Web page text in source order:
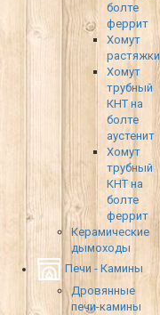
болте
феррит
Хомут
растяжки
Хомут
трубный
КНТ на
болте
аустенит
Хомут
трубный
КНТ на
болте
феррит
Керамические
дымоходы
Печи - Камины
Дровянные
печи-камины